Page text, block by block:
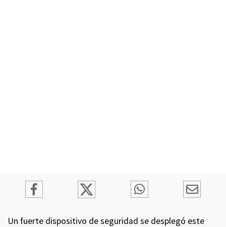
Un fuerte dispositivo de seguridad se desplegó este